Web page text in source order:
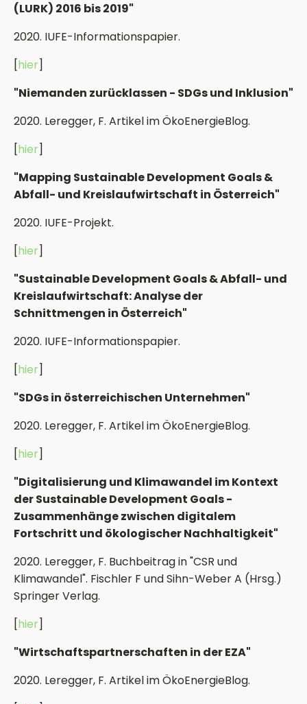
(LURK) 2016 bis 2019"
2020. IUFE-Informationspapier.
[hier]
"Niemanden zurücklassen - SDGs und Inklusion"
2020. Leregger, F. Artikel im ÖkoEnergieBlog.
[hier]
"Mapping Sustainable Development Goals &
Abfall- und Kreislaufwirtschaft in Österreich"
2020. IUFE-Projekt.
[hier]
"Sustainable Development Goals & Abfall- und
Kreislaufwirtschaft: Analyse der
Schnittmengen in Österreich"
2020. IUFE-Informationspapier.
[hier]
"SDGs in österreichischen Unternehmen"
2020. Leregger, F. Artikel im ÖkoEnergieBlog.
[hier]
"Digitalisierung und Klimawandel im Kontext
der Sustainable Development Goals -
Zusammenhänge zwischen digitalem
Fortschritt und ökologischer Nachhaltigkeit"
2020. Leregger, F. Buchbeitrag in "CSR und
Klimawandel". Fischler F und Sihn-Weber A (Hrsg.)
Springer Verlag.
[hier]
"Wirtschaftspartnerschaften in der EZA"
2020. Leregger, F. Artikel im ÖkoEnergieBlog.